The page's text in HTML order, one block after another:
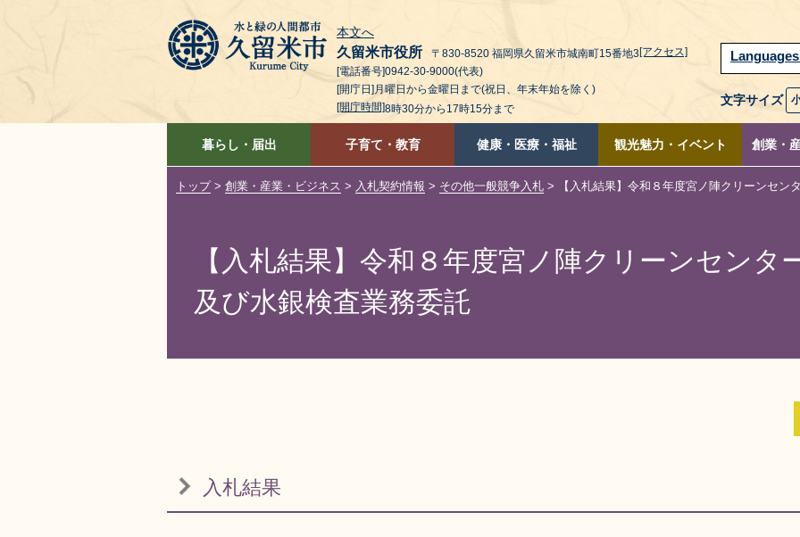
本文へ
久留米市役所 〒830-8520 福岡県久留米市城南町15番地3[アクセス]
[電話番号]0942-30-9000(代表)
[開庁日]月曜日から金曜日まで(祝日、年末年始を除く)
[開庁時間]8時30分から17時15分まで
文字サイズ
暮らし・届出 子育て・教育 健康・医療・福祉 観光魅力・イベント 創業・
トップ> 創業・産業・ビジネス > 入札契約情報 > その他一般競争入札 > 【入札結果】令和８年度宮ノ陣クリーンセン
【入札結果】令和８年度宮ノ陣クリーンセンタ
及び水銀検査業務委託
入札結果